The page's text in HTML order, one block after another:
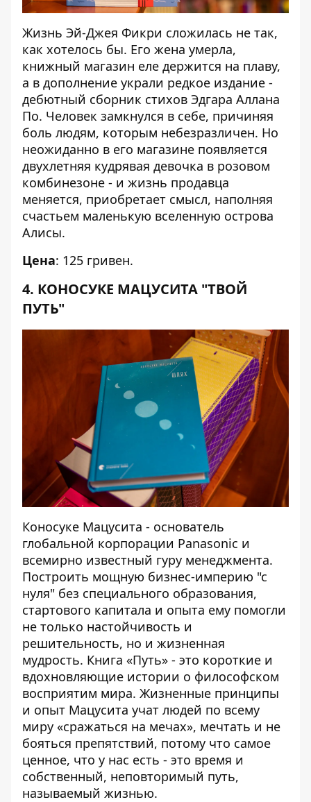
Жизнь Эй-Джея Фикри сложилась не так,
как хотелось бы. Его жена умерла,
книжный магазин еле держится на плаву,
а в дополнение украли редкое издание -
дебютный сборник стихов Эдгара Аллана
По. Человек замкнулся в себе, причиняя
боль людям, которым небезразличен. Но
неожиданно в его магазине появляется
двухлетняя кудрявая девочка в розовом
комбинезоне - и жизнь продавца
меняется, приобретает смысл, наполняя
счастьем маленькую вселенную острова
Алисы.
Цена: 125 гривен.
4. КОНОСУКЕ МАЦУСИТА "ТВОЙ
ПУТЬ"
Коносуке Мацусита - основатель
глобальной корпорации Panasonic и
всемирно известный гуру менеджмента.
Построить мощную бизнес-империю "с
нуля" без специального образования,
стартового капитала и опыта ему помогли
не только настойчивость и
решительность, но и жизненная
мудрость. Книга «Путь» - это короткие и
вдохновляющие истории о философском
восприятим мира. Жизненные принципы
и опыт Мацусита учат людей по всему
миру «сражаться на мечах», мечтать и не
бояться препятствий, потому что самое
ценное, что у нас есть - это время и
собственный, неповторимый путь,
называемый жизнью.